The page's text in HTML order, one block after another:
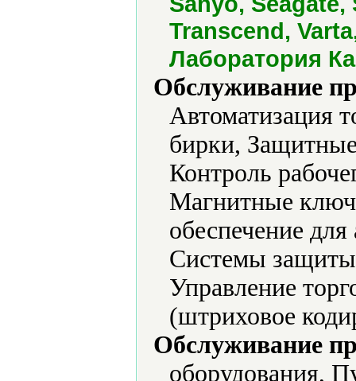
Transcend,
Лаборатория
Обслуживание
Автоматизация
бирки,
Контроль
Магнитные
обеспечение
Системы защиты
Управление
(штриховое
Обслуживание
оборудования,